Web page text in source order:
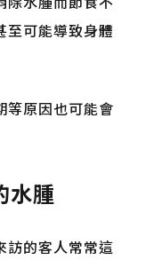
至可能導致身體
等原因也可能會
水腫
訪的客人常常這